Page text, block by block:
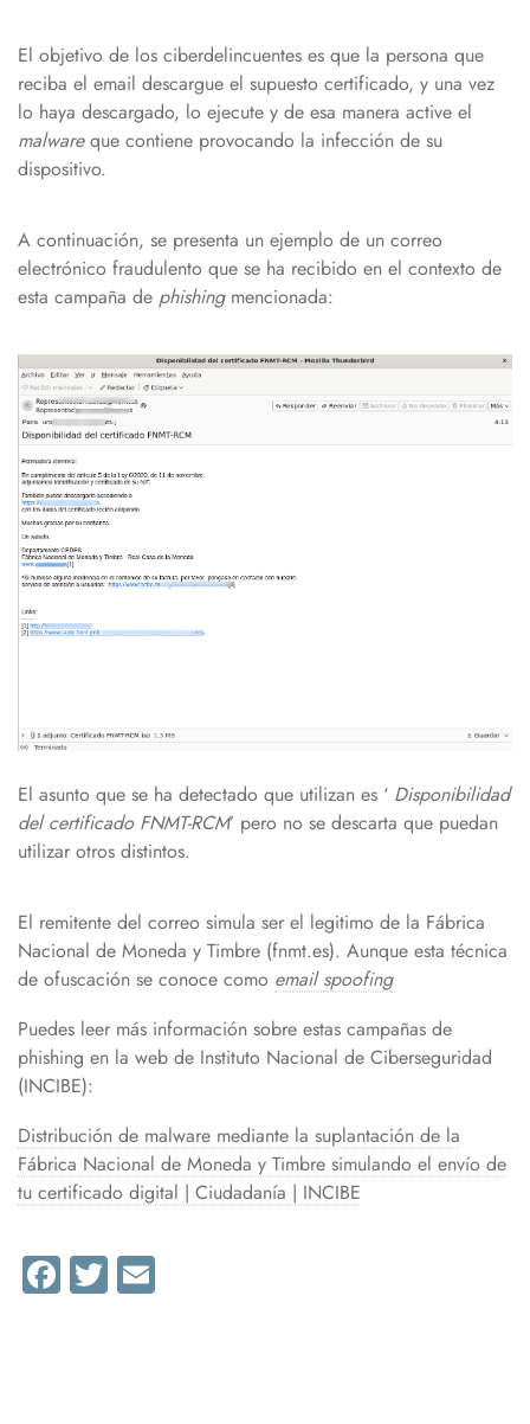
El objetivo de los ciberdelincuentes es que la persona que
reciba el email descargue el supuesto certificado, y una vez
lo haya descargado, lo ejecute y de esa manera active el
malwareque contiene provocando la infección de su
dispositivo.
A continuación, se presenta un ejemplo de un correo
electrónico fraudulento que se ha recibido en el contexto de
esta campaña de phishingmencionada:
El asunto que se ha detectado que utilizan es ‘ Disponibilidad
del certificado FNMT-RCM’ pero no se descarta que puedan
utilizar otros distintos.
El remitente del correo simula ser el legitimo de la Fábrica
Nacional de Moneda y Timbre (fnmt.es). Aunque esta técnica
de ofuscación se conoce como email spoofing
Puedes leer más información sobre estas campañas de
phishing en la web de Instituto Nacional de Ciberseguridad
(INCIBE):
Distribución de malware mediante la suplantación de la
Fábrica Nacional de Moneda y Timbre simulando el envío de
tu certificado digital | Ciudadanía | INCIBE
Facebook
Twitter